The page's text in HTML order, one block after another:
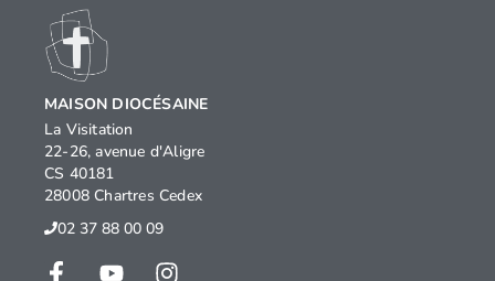
MAISON DIOCÉSAINE
La Visitation
22-26, avenue d'Aligre
CS 40181
28008 Chartres Cedex
02 37 88 00 09